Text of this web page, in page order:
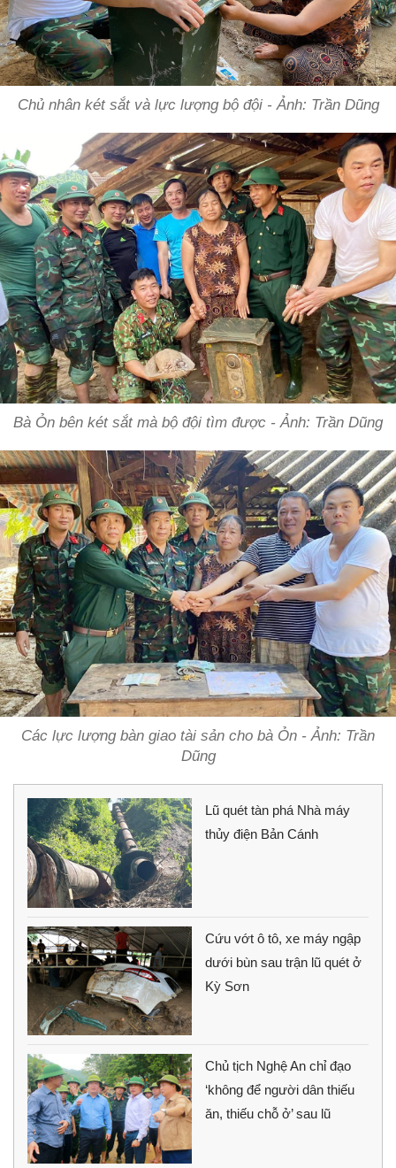
Chủ nhân két sắt và lực lượng bộ đội - Ảnh: Trần Dũng
Bà Ỏn bên két sắt mà bộ đội tìm được - Ảnh: Trần Dũng
Các lực lượng bàn giao tài sản cho bà Ỏn - Ảnh: Trần
Dũng
Lũ quét tàn phá Nhà máy
thủy điện Bản Cánh
Cứu vớt ô tô, xe máy ngập
dưới bùn sau trận lũ quét ở
Kỳ Sơn
Chủ tịch Nghệ An chỉ đạo
‘không để người dân thiếu
ăn, thiếu chỗ ở’ sau lũ